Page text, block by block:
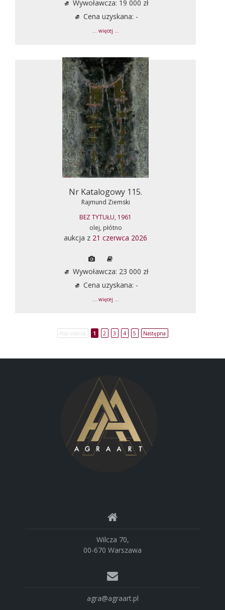
Wywoławcza: 19 000 zł
Cena uzyskana: -
... więcej ...
Nr Katalogowy 115.
Rajmund Ziemski
BEZ TYTUŁU, 1961
olej, płótno
aukcja z 21 czerwca 2026
Wywoławcza: 23 000 zł
Cena uzyskana: -
... więcej ...
Poprzednia 1 2 3 4 5 Następna
Wilcza 70,
00-670 Warszawa
agra@agraart.pl